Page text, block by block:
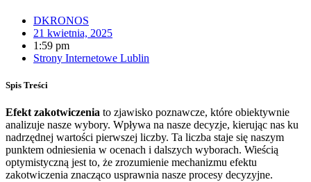
DKRONOS
21 kwietnia, 2025
1:59 pm
Strony Internetowe Lublin
Spis Treści
Efekt zakotwiczenia to zjawisko poznawcze, które obiektywnie
analizuje nasze wybory. Wpływa na nasze decyzje, kierując nas ku
nadrzędnej wartości pierwszej liczby. Ta liczba staje się naszym
punktem odniesienia w ocenach i dalszych wyborach. Wieścią
optymistyczną jest to, że zrozumienie mechanizmu efektu
zakotwiczenia znacząco usprawnia nasze procesy decyzyjne.